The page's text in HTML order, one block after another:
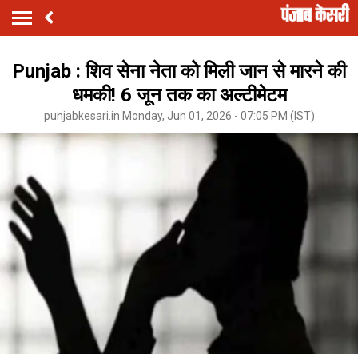
Punjab : शिव सेना नेता को मिली जान से मारने की
धमकी! 6 जून तक का अल्टीमेटम
punjabkesari.in Monday, Jun 01, 2026 - 07:05 PM (IST)